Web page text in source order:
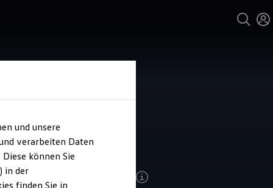
Angerer
Service 2026
und unsere
verarbeiten Daten
können Sie
in der
finden Sie in